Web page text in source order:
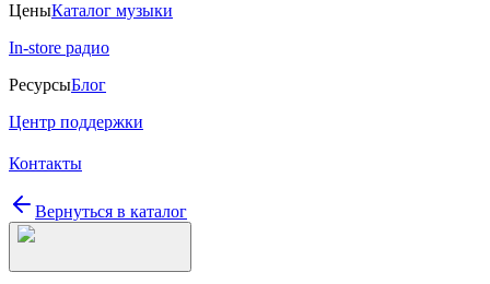
ЦеныКаталог музыки
In-store радио
РесурсыБлог
Центр поддержки
Контакты
Вернуться в каталог